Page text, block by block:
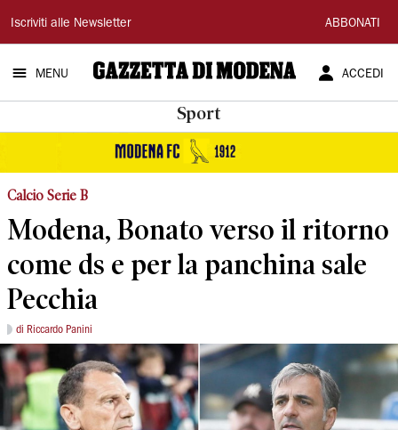
Gazzetta
di
Modena
Iscriviti alle Newsletter ABBONATI
MENU ACCEDI
Sport
Calcio Serie B
Modena, Bonato verso il ritorno
come ds e per la panchina sale
Pecchia
di Riccardo Panini